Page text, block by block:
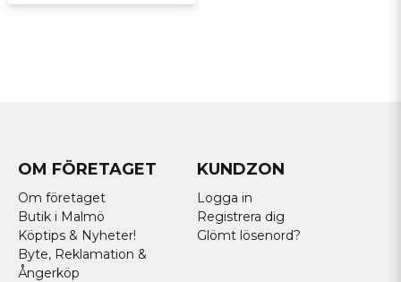
OM FÖRETAGET
Om företaget
Butik i Malmö
Köptips & Nyheter!
Byte, Reklamation &
Ångerköp
KUNDZON
Logga in
Registrera dig
Glömt lösenord?